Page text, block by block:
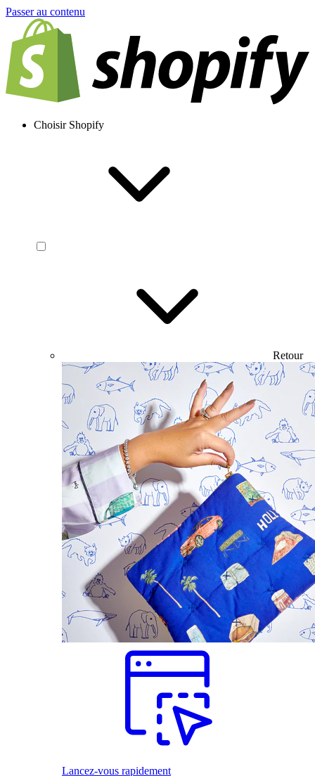
Passer au contenu
Choisir Shopify
Retour
Lancez-vous rapidement